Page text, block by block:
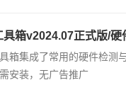
具箱v2024.07正式版/硬
箱集成了常用的硬件检测
安装，无广告推广